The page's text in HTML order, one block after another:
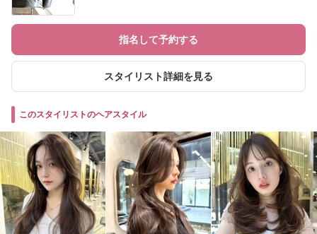
指名して予約する
スタイリスト詳細を見る
このスタイリストのヘアスタイル